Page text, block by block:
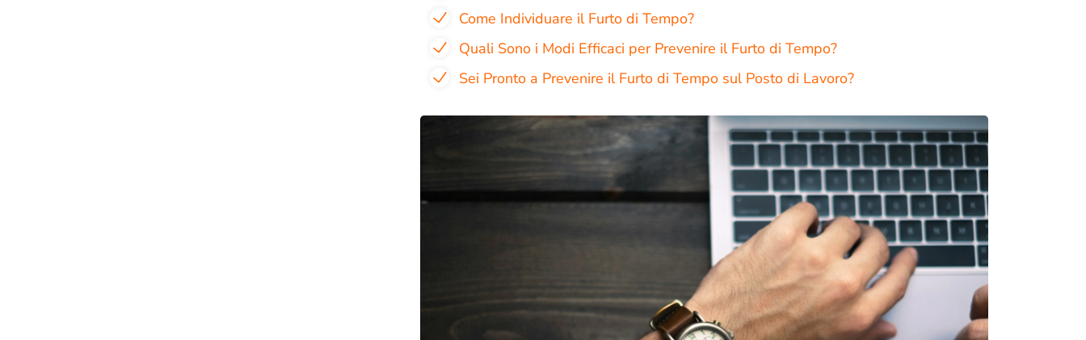
Come Individuare il Furto di Tempo?
Quali Sono i Modi Efficaci per Prevenire il Furto di Tempo?
Sei Pronto a Prevenire il Furto di Tempo sul Posto di Lavoro?